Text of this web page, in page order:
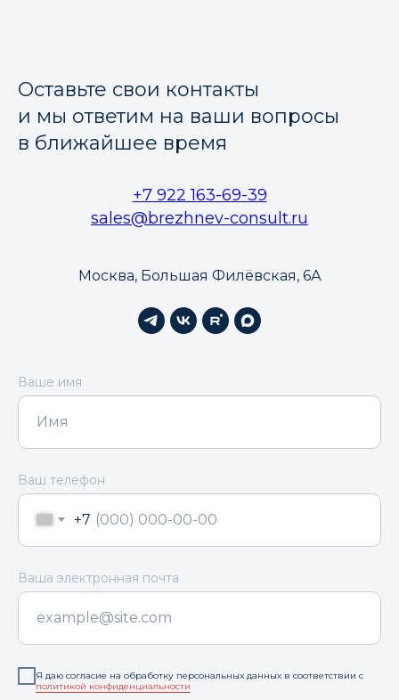
Оставьте свои контакты
и мы ответим на ваши вопросы
в ближайшее время
+7 922 163-69-39
sales@brezhnev-consult.ru
Москва, Большая Филёвская, 6А
Ваше имя
Ваш телефон
+7
Ваша электронная почта
Я даю согласие на обработку персональных данных в соответствии с
политикой конфиденциальности